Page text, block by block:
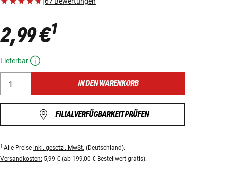
2,99 €1
Lieferbar
IN DEN WARENKORB
FILIALVERFÜGBARKEIT PRÜFEN
1 Alle Preise inkl. gesetzl. MwSt. (Deutschland).
Versandkosten: 5,99 € (ab 199,00 € Bestellwert gratis).